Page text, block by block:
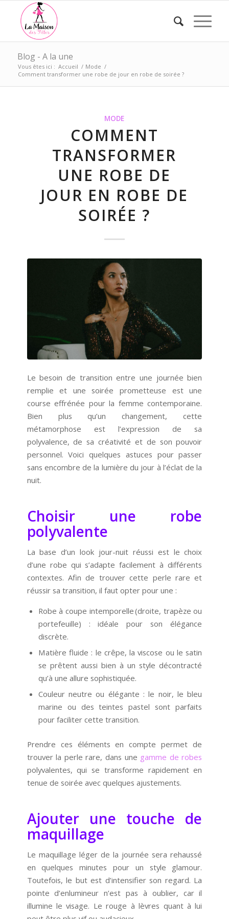
Blog - A la une
Vous êtes ici : Accueil / Mode /
Comment transformer une robe de jour en robe de soirée ?
MODE
COMMENT
TRANSFORMER
UNE ROBE DE
JOUR EN ROBE DE
SOIRÉE ?
Le besoin de transition entre une journée bien
remplie et une soirée prometteuse est une
course effrénée pour la femme contemporaine.
Bien plus qu’un changement, cette
métamorphose est l’expression de sa
polyvalence, de sa créativité et de son pouvoir
personnel. Voici quelques astuces pour passer
sans encombre de la lumière du jour à l’éclat de la
nuit.
Choisir une robe
polyvalente
La base d’un look jour-nuit réussi est le choix
d’une robe qui s’adapte facilement à différents
contextes. Afin de trouver cette perle rare et
réussir sa transition, il faut opter pour une :
Robe à coupe intemporelle (droite, trapèze ou
portefeuille) : idéale pour son élégance
discrète.
Matière fluide : le crêpe, la viscose ou le satin
se prêtent aussi bien à un style décontracté
qu’à une allure sophistiquée.
Couleur neutre ou élégante : le noir, le bleu
marine ou des teintes pastel sont parfaits
pour faciliter cette transition.
Prendre ces éléments en compte permet de
trouver la perle rare, dans une gamme de robes
polyvalentes, qui se transforme rapidement en
tenue de soirée avec quelques ajustements.
Ajouter une touche de
maquillage
Le maquillage léger de la journée sera rehaussé
en quelques minutes pour un style glamour.
Toutefois, le but est d’intensifier son regard. La
pointe d’enlumineur n’est pas à oublier, car il
illumine le visage. Le rouge à lèvres quant à lui